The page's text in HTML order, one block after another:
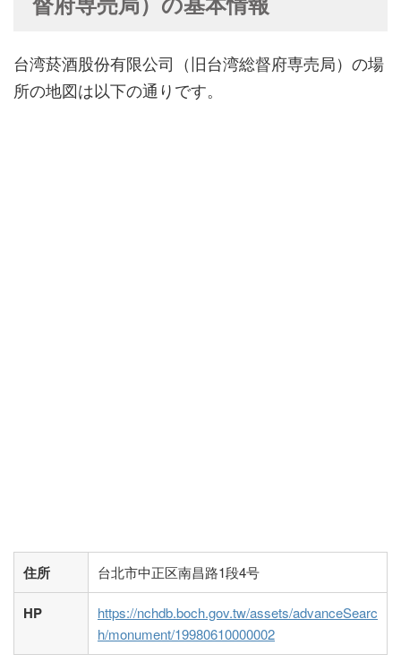
督府専売局）の基本情報
台湾菸酒股份有限公司（旧台湾総督府専売局）の場
所の地図は以下の通りです。
住所 台北市中正区南昌路1段4号
HP
https://nchdb.boch.gov.tw/assets/advanceSearc
h/monument/19980610000002